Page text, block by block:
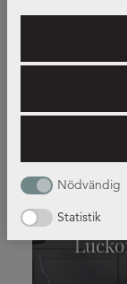
Nödvändig
Statistik